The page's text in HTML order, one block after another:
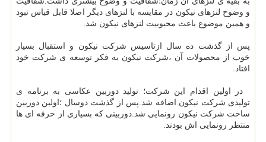
و وضوح لنزهای نیکون در مقایسه با لنزهای دیگر اصلا قابل قیاس نبود
و همین موضوع باعث محبوبیت لنزهای نیکون شد.
پس از گذشت ده سال ازتاسیس شرکت نیکون و استقبال بسیار
خوب از محصولات آن ،شرکت نیکون به فکر توسعه ی شرکت خود
افتاد.
در اولین اقدام این شرکت؛ تولید دوربین عکاسی به برنامه ی
تولیدی شرکت نیکون اضافه شد.پس از گذشت دوسال ؛اولین دوربین
ساخت شرکت نیکون رونمایی شد.دوربینی که بسیاری از حرفه ای ها
منتظر رونمایی اش بودند.